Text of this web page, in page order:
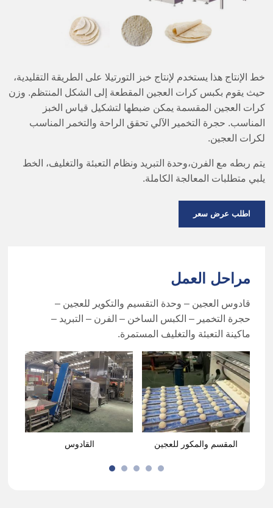
خط الإنتاج هذا يستخدم لإنتاج خبز التورتيلا على الطريقة التقليدية،
حيث يقوم بكبس كرات العجين المقطعة إلى الشكل المنتظم. وزن
كرات العجين المقسمة يمكن ضبطها لتشكيل قياس الخبز
المناسب. حجرة التخمير الآلي تحقق الراحة والتخمر المناسب
لكرات العجين.
يتم ربطه مع الفرن،وحدة التبريد ونظام التعبئة والتغليف، الخط
يلبي متطلبات المعالجة الكاملة.
اطلب عرض سعر
مراحل العمل
قادوس العجين – وحدة التقسيم والتكوير للعجين –
حجرة التخمير – الكبس الساخن – الفرن – التبريد –
ماكينة التعبئة والتغليف المستمرة.
القادوس المقسم والمكور للعجين